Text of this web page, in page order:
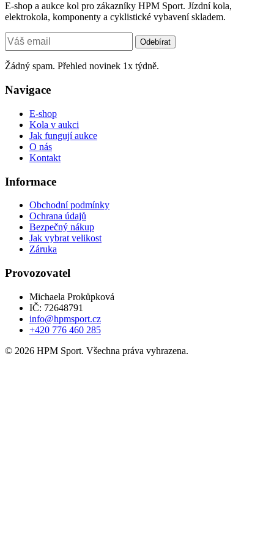
E-shop a aukce kol pro zákazníky HPM Sport. Jízdní kola,
elektrokola, komponenty a cyklistické vybavení skladem.
Odebírat
Žádný spam. Přehled novinek 1x týdně.
Navigace
E-shop
Kola v aukci
Jak fungují aukce
O nás
Kontakt
Informace
Obchodní podmínky
Ochrana údajů
Bezpečný nákup
Jak vybrat velikost
Záruka
Provozovatel
Michaela Prokůpková
IČ: 72648791
info@hpmsport.cz
+420 776 460 285
© 2026 HPM Sport. Všechna práva vyhrazena.